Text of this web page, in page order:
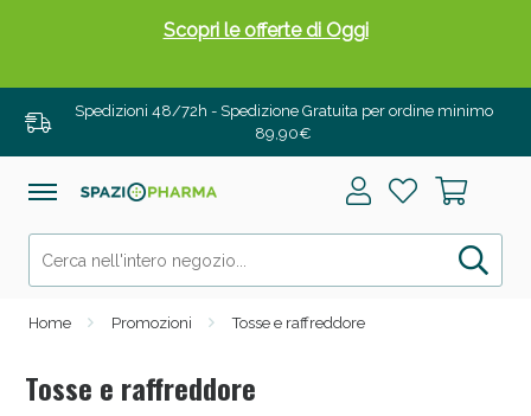
Spedizioni 48/72h - Spedizione Gratuita per ordine minimo
89,90€
Home Promozioni Tosse e raffreddore
Tosse e raffreddore
Drenanti e Pancia Piatta: Sconti fino al 55% validi